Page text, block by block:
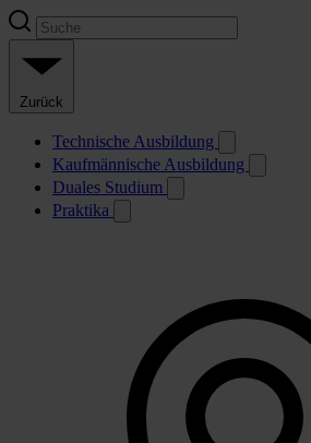
Zurück
Technische Ausbildung
Kaufmännische Ausbildung
Duales Studium
Praktika